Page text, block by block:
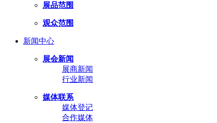
展品范围
观众范围
新闻中心
展会新闻
展商新闻
行业新闻
媒体联系
媒体登记
合作媒体